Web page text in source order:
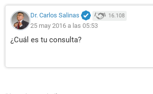
Dr. Carlos Salinas 16.108
25 may 2016 a las 05:53
¿Cuál es tu consulta?